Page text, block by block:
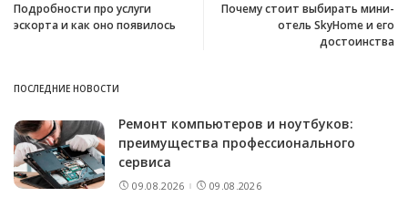
Подробности про услуги
эскорта и как оно появилось
Почему стоит выбирать мини-
отель SkyHome и его
достоинства
ПОСЛЕДНИЕ НОВОСТИ
Ремонт компьютеров и ноутбуков:
преимущества профессионального
сервиса
09.08.2026 09.08.2026